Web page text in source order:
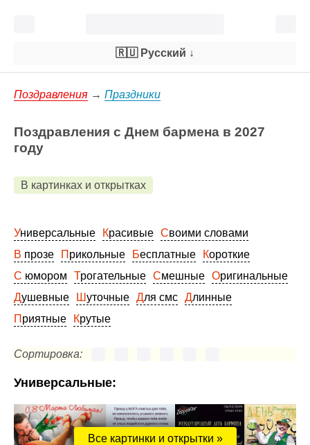
🇷🇺 Русский ↓
Поздравления → Праздники
Поздравления с Днем бармена в 2027
году
В картинках и открытках
Универсальные Красивые
Своими словами
В прозе
Прикольные Бесплатные
Короткие
С юмором
Трогательные Смешные
Оригинальные
Душевные
Шуточные Для смс
Длинные
Приятные
Крутые
Сортировка:
Универсальные:
Все картинки и открытки »